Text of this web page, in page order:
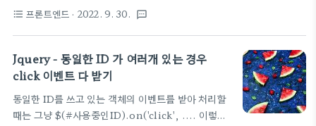
specify as: areaSpline() groups: [[ {% for
{}); 형태로 사용하는 것을 강권합니다. 동적으로 생
긴 컴포넌트도 쓸수있도록 하려면 on('change',...
를 쓰라고 하네요. JQuery 클릭 이벤트 on("click")
과 click() 의 차이 JQuery on("click")과 click()
on("click") 과 click() 의 차이점은 동적으로 이벤
트를 바인딩할 수 있는지의 차이다. on("click")은
동적으로 가능하고 click()은 최초에 선언된
format_list_bulleted 프론트엔드 · 2022. 9. 30. textsms
Jquery - 동일한 ID 가 여러개 있는 경우
click 이벤트 다 받기
동일한 ID를 쓰고 있는 객체의 이벤트를 받아 처리할
때는 그냥 $(#사용중인ID).on('click', .... 이렇게